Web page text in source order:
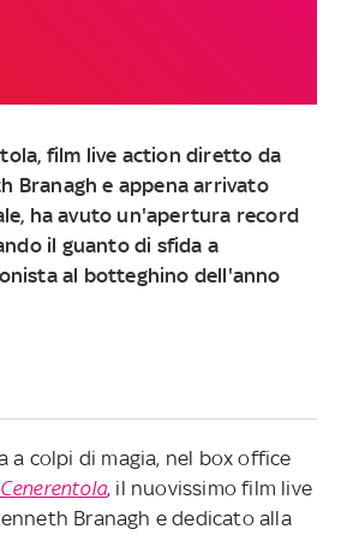
, film live action diretto da
Branagh e appena arrivato
ha avuto un'apertura record
il guanto di sfida a
al botteghino dell'anno
a colpi di magia, nel box office
Cenerentola, il nuovissimo film live
Branagh e dedicato alla